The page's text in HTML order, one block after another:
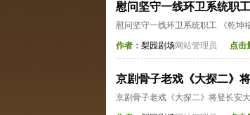
慰问坚守一线环卫系统职
慰问坚守一线环卫系统职工 《乾坤
作者： 梨园剧场网站管理员 点击
京剧骨子老戏《大探二》
京剧骨子老戏《大探二》将登长安